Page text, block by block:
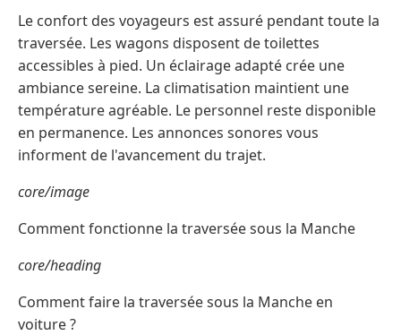
Le confort des voyageurs est assuré pendant toute la
traversée. Les wagons disposent de toilettes
accessibles à pied. Un éclairage adapté crée une
ambiance sereine. La climatisation maintient une
température agréable. Le personnel reste disponible
en permanence. Les annonces sonores vous
informent de l'avancement du trajet.
core/image
Comment fonctionne la traversée sous la Manche
core/heading
Comment faire la traversée sous la Manche en
voiture ?